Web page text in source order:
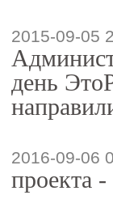
2015-09-05
день
2016-09-06
проекта